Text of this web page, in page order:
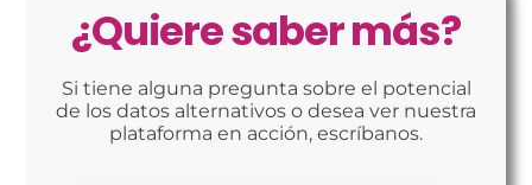
¿Quiere saber más?
Si tiene alguna pregunta sobre el potencial
de los datos alternativos o desea ver nuestra
plataforma en acción, escríbanos.